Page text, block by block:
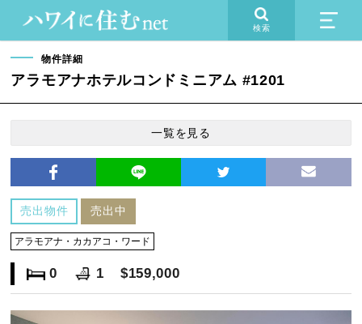
検索
物件詳細
アラモアナホテルコンドミニアム #1201
一覧を見る
売出物件 売出中
アラモアナ・カカアコ・ワード
0 1 $159,000